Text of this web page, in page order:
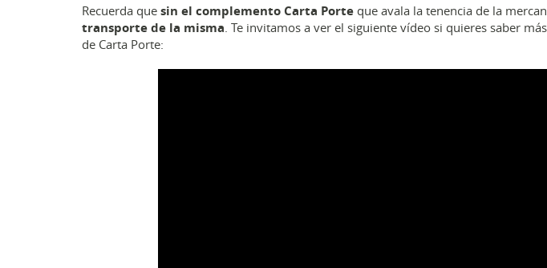
Recuerda que sin el complemento Carta Porte que avala la tenencia de la
transporte de la misma . Te invitamos a ver el siguiente vídeo si quieres saber
de Carta Porte: